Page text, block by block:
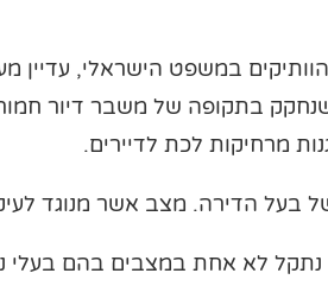
במשפט הישראלי, עדיין
בתקופה של משבר דיור
מרחיקות לכת לדיירים.
הדירה. מצב אשר מנוגד
נתקל לא אחת במצבים בהם בעלי